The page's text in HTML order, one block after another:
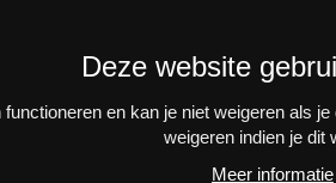
activiteiten? Schrijf je in voor onze
Deze website
en kan je niet weigeren als
weigeren indien je dit
Meer informatie